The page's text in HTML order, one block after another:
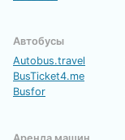
Автобусы
Autobus.travel
BusTicket4.me
Busfor